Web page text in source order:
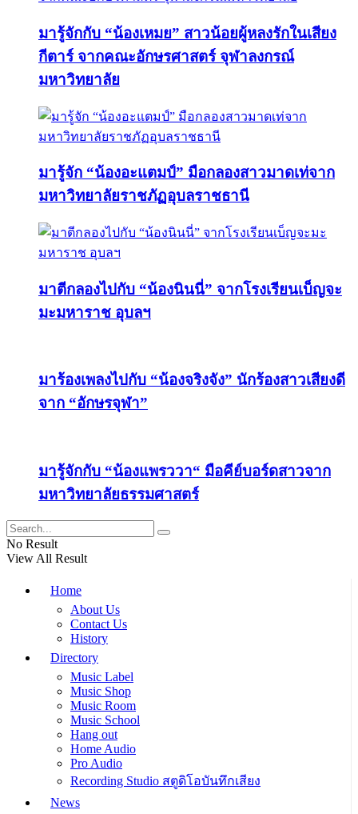
มารู้จักกับ “น้องเหมย” สาวน้อยผู้หลงรักในเสียง
กีตาร์ จากคณะอักษรศาสตร์ จุฬาลงกรณ์
มหาวิทยาลัย
มารู้จัก “น้องอะแตมป์” มือกลองสาวมาดเท่จาก
มหาวิทยาลัยราชภัฏอุบลราชธานี
มาตีกลองไปกับ “น้องนินนี่” จากโรงเรียนเบ็ญจะ
มะมหาราช อุบลฯ
มาร้องเพลงไปกับ “น้องจริงจัง” นักร้องสาวเสียงดี
จาก “อักษรจุฬา”
มารู้จักกับ “น้องแพรววา“ มือคีย์บอร์ดสาวจาก
มหาวิทยาลัยธรรมศาสตร์
No Result
View All Result
Home
About Us
Contact Us
History
Directory
Music Label
Music Shop
Music Room
Music School
Hang out
Home Audio
Pro Audio
Recording Studio สตูดิโอบันทึกเสียง
News